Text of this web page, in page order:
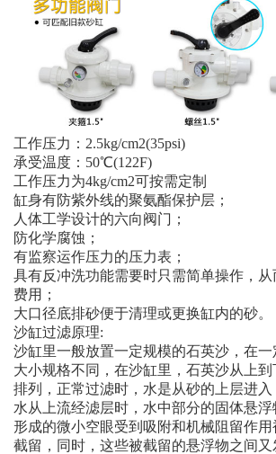
工作压力：2.5kg/cm2(35psi)
承受温度：50℃(122F)
工作压力为4kg/cm2可按需定制
缸身有防紫外线的聚氨酯保护层；
人体工学设计的六向阀门；
防化学腐蚀；
有监察运作压力的压力表；
具有反冲洗功能需要时只需简单操作，
费用；
大口径底排砂便于清理或更换缸内的砂。
沙缸过滤原理:
沙缸里一般放置一定规模的石英沙，在
大小规格不同，在沙缸里，石英沙从上
排列，正常过滤时，水是从砂的上层进
水从上流经滤层时，水中部分的固体悬
形成的微小空眼受到吸附和机械阻留作
截留，同时，这些被截留的悬浮物之间